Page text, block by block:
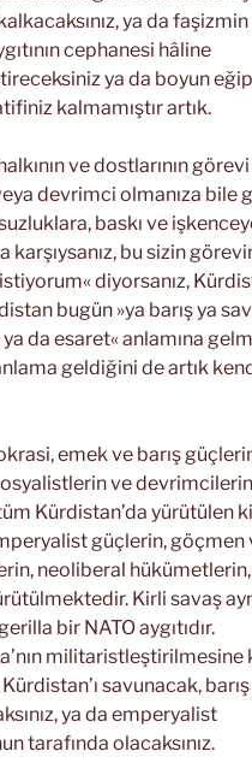
ya da faşizmin
cephanesi hâline
ya da boyun
kalmamıştır artık.
ve dostlarının görevi
devrimci olmanıza bile
baskı ve
karşıysanız, bu sizin
diyorsanız,
bugün »ya barış ya
da esaret« anlamına
geldiğini de artık
emek ve barış
ve
Kürdistan’da yürütülen
güçlerin, göçmen
neoliberal hükümetlerin,
Kirli savaş
bir NATO aygıtıdır.
militaristleştirilmesine
savunacak,
ya da emperyalist
tarafında olacaksınız.